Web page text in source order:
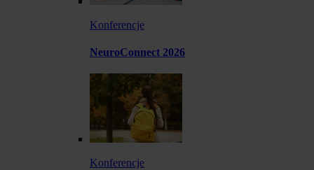
Konferencje
NeuroConnect 2026
Konferencje